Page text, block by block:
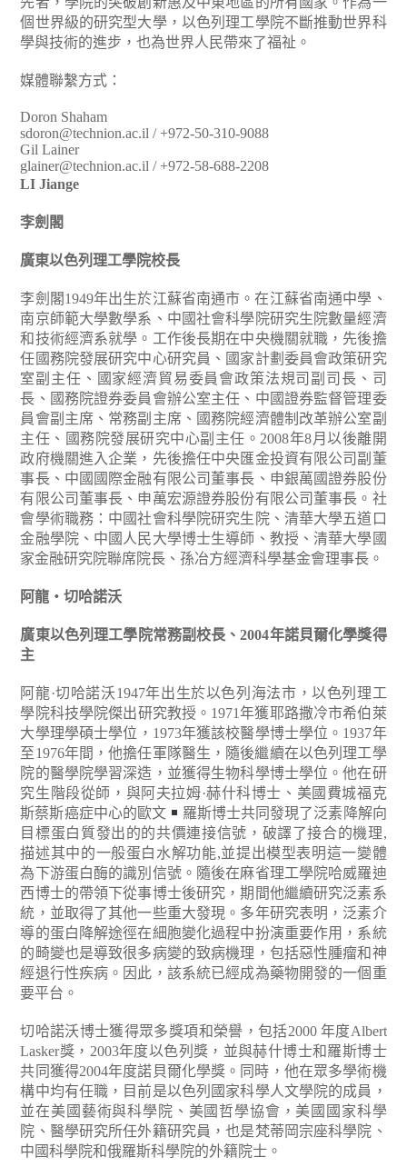
個世界級的研究型大學，以色列理工學院不斷推動世界科
學與技術的進步，也為世界人民帶來了福祉。
媒體聯繫方式：
Doron Shaham
sdoron@technion.ac.il / +972-50-310-9088
Gil Lainer
glainer@technion.ac.il / +972-58-688-2208
LI Jiange
李劍閣
廣東以色列理工學院校長
李劍閣1949年出生於江蘇省南通市。在江蘇省南通中學、
南京師範大學數學系、中國社會科學院研究生院數量經濟
和技術經濟系就學。工作後長期在中央機關就職，先後擔
任國務院發展研究中心研究員、國家計劃委員會政策研究
室副主任、國家經濟貿易委員會政策法規司副司長、司
長、國務院證券委員會辦公室主任、中國證券監督管理委
員會副主席、常務副主席、國務院經濟體制改革辦公室副
主任、國務院發展研究中心副主任。2008年8月以後離開
政府機關進入企業，先後擔任中央匯金投資有限公司副董
事長、中國國際金融有限公司董事長、申銀萬國證券股份
有限公司董事長、申萬宏源證券股份有限公司董事長。社
會學術職務：中國社會科學院研究生院、清華大學五道口
金融學院、中國人民大學博士生導師、教授、清華大學國
家金融研究院聯席院長、孫冶方經濟科學基金會理事長。
阿龍‧切哈諾沃
廣東以色列理工學院常務副校長、2004年諾貝爾化學獎得
主
阿龍·切哈諾沃1947年出生於以色列海法市，以色列理工
學院科技學院傑出研究教授。1971年獲耶路撒冷市希伯萊
大學理學碩士學位，1973年獲該校醫學博士學位。1937年
至1976年間，他擔任軍隊醫生，隨後繼續在以色列理工學
院的醫學院學習深造，並獲得生物科學博士學位。他在研
究生階段從師，與阿夫拉姆·赫什科博士、美國費城福克
斯蔡斯癌症中心的歐文
羅斯博士共同發現了泛素降解向
目標蛋白質發出的的共價連接信號，破譯了接合的機理,
描述其中的一般蛋白水解功能,並提出模型表明這一變體
為下游蛋白酶的識別信號。隨後在麻省理工學院哈威羅迪
西博士的帶領下從事博士後研究，期間他繼續研究泛素系
統，並取得了其他一些重大發現。多年研究表明，泛素介
導的蛋白降解途徑在細胞變化過程中扮演重要作用，系統
的畸變也是導致很多病變的致病機理，包括惡性腫瘤和神
經退行性疾病。因此，該系統已經成為藥物開發的一個重
要平台。
切哈諾沃博士獲得眾多獎項和榮譽，包括2000 年度Albert
Lasker獎，2003年度以色列獎，並與赫什博士和羅斯博士
共同獲得2004年度諾貝爾化學獎。同時，他在眾多學術機
構中均有任職，目前是以色列國家科學人文學院的成員，
並在美國藝術與科學院、美國哲學協會，美國國家科學
院、醫學研究所任外籍研究員，也是梵蒂岡宗座科學院、
中國科學院和俄羅斯科學院的外籍院士。